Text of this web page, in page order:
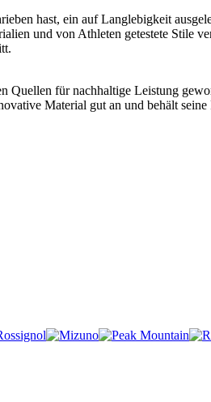
hast, ein auf Langlebigkeit
und von Athleten getestete Stile
Quellen für nachhaltige Leistung
Material gut an und behält